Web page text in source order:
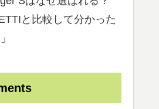
と比較して分かった